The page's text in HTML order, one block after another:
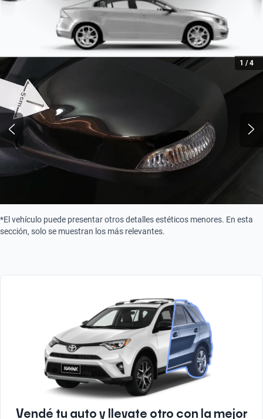
1 /4
*El vehículo puede presentar otros detalles estéticos menores. En esta
sección, solo se muestran los más relevantes.
Vendé tu auto y llevate otro con la mejor